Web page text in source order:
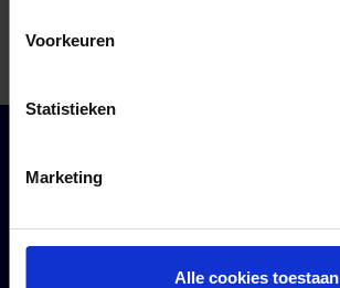
Voorkeuren
Statistieken
Marketing
Alle cookies toestaan
Klantenservice
Over ons